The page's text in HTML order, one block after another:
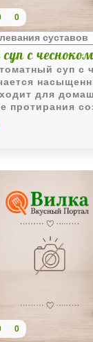
0
суставов
с
суп с
для
протирания
и яркий
0